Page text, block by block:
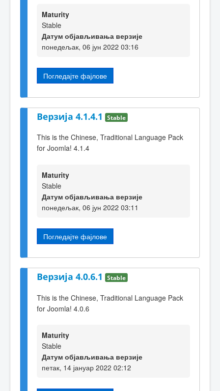
Maturity
Stable
Датум објављивања верзије
понедељак, 06 јун 2022 03:16
Погледајте фајлове
Верзија 4.1.4.1 Stable
This is the Chinese, Traditional Language Pack
for Joomla! 4.1.4
Maturity
Stable
Датум објављивања верзије
понедељак, 06 јун 2022 03:11
Погледајте фајлове
Верзија 4.0.6.1 Stable
This is the Chinese, Traditional Language Pack
for Joomla! 4.0.6
Maturity
Stable
Датум објављивања верзије
петак, 14 јануар 2022 02:12